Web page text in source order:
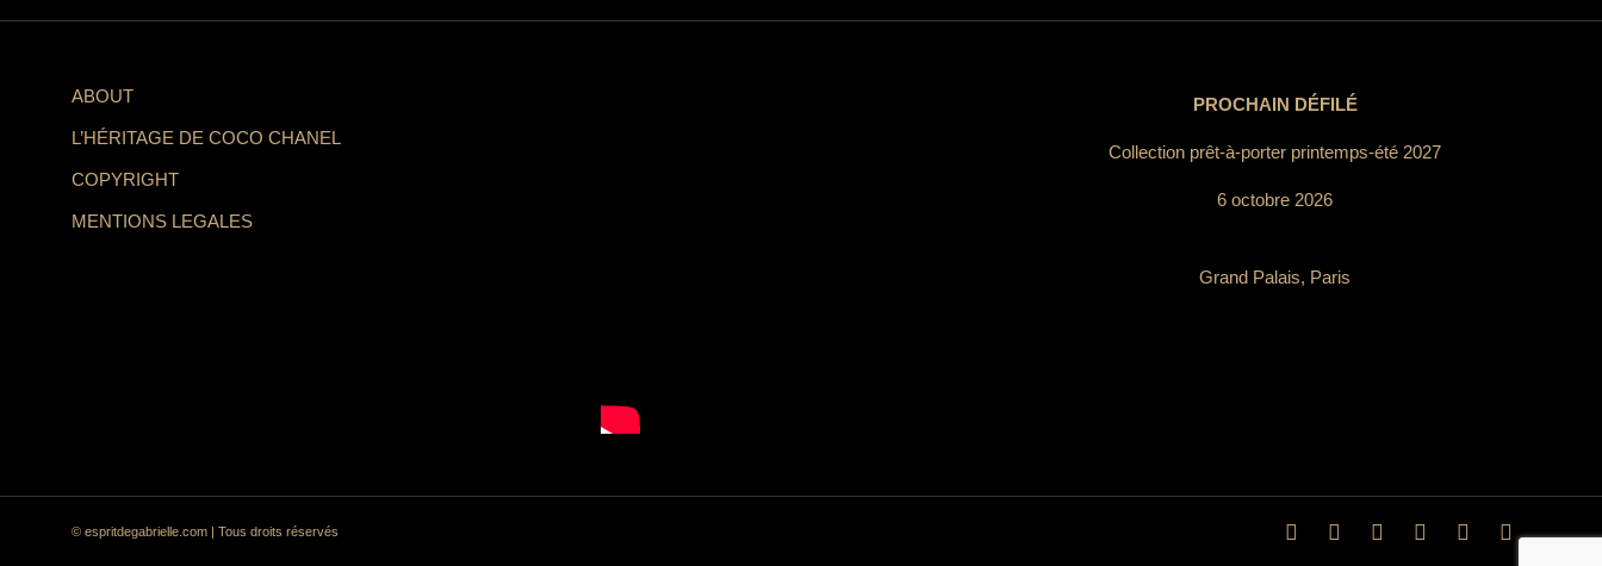
ABOUT
L’HÉRITAGE DE COCO CHANEL
COPYRIGHT
MENTIONS LEGALES
PROCHAIN DÉFILÉ
Collection prêt-à-porter printemps-été 2027
6 octobre 2026
Grand Palais, Paris
© espritdegabrielle.com | Tous droits réservés